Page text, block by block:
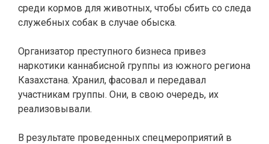
среди кормов для животных, чтобы сбить со следа
служебных собак в случае обыска.
Организатор преступного бизнеса привез
наркотики каннабисной группы из южного региона
Казахстана. Хранил, фасовал и передавал
участникам группы. Они, в свою очередь, их
реализовывали.
В результате проведенных спецмероприятий в